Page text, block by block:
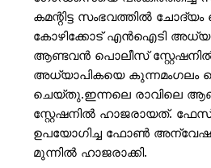
SUBSCRIBE
PALA VISION
About
Contact us
കമന്റിട്ട സംഭവത്തിൽ ചോദ്യം
കോഴിക്കോട് എൻഐടി
ആണ്ടവൻ പൊലീസ്
അധ്യാപികയെ കുന്നമംഗലം
ചെയ്തു.ഇന്നലെ രാവിലെ
സ്റ്റേഷനിൽ ഹാജരായത്.
ഉപയോഗിച്ച ഫോണ്‍
മുന്നില്‍ ഹാജരാക്കി.